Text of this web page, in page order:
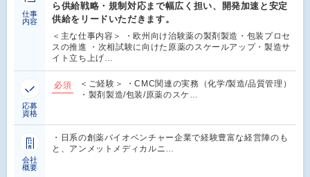
仕事
内容
ら供給戦略・規制対応まで幅広く担い、開発加速と安定
供給をリードいただきます。
＜主な仕事内容＞ ・欧州向け治験薬の製剤製造・包装プロセ
スの推進 ・次相試験に向けた原薬のスケールアップ・製造サ
イト立ち上げ…
応募
資格
必須
＜ご経験＞ ・CMC関連の実務（化学/製造/品質管理）
・製剤製造/包装/原薬のスケ…
会社
概要
・日系の創薬バイオベンチャー企業で経験豊富な経営陣のも
と、アンメットメディカルニ…